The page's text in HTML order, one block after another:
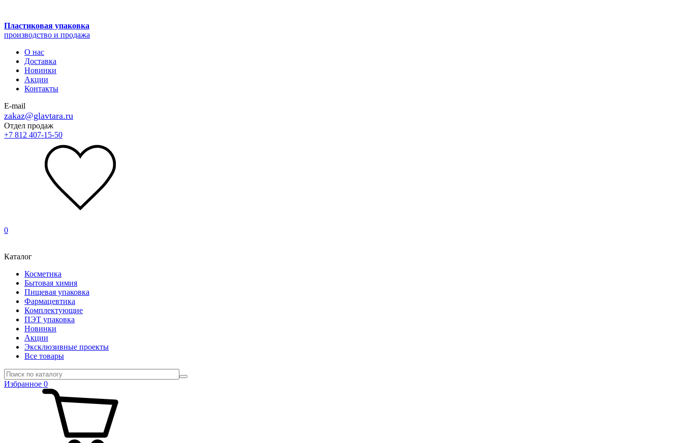
Пластиковая упаковка
производство и продажа
О нас
Доставка
Новинки
Акции
Контакты
E-mail
zakaz@glavtara.ru
Отдел продаж
+7 812 407-15-50
0
Каталог
Косметика
Бытовая химия
Пищевая упаковка
Фармацевтика
Комплектующие
ПЭТ упаковка
Новинки
Акции
Эксклюзивные проекты
Все товары
Избранное 0